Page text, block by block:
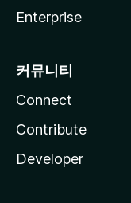
Enterprise
커뮤니티
Connect
Contribute
Developer